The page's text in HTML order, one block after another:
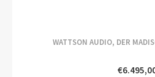
WATTSON AUDIO, DER
€